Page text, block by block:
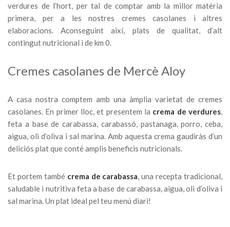
verdures de l’hort, per tal de comptar amb la millor matèria
primera, per a les nostres cremes casolanes i altres
elaboracions. Aconseguint així, plats de qualitat, d’alt
contingut nutricional i de km 0.
Cremes casolanes de Mercè Aloy
A casa nostra comptem amb una àmplia varietat de cremes
casolanes. En primer lloc, et presentem la crema de verdures,
feta a base de carabassa, carabassó, pastanaga, porro, ceba,
aigua, oli d’oliva i sal marina. Amb aquesta crema gaudiràs d’un
deliciós plat que conté amplis beneficis nutricionals.
Et portem també crema de carabassa, una recepta tradicional,
saludable i nutritiva feta a base de carabassa, aigua, oli d’oliva i
sal marina. Un plat ideal pel teu menú diari!